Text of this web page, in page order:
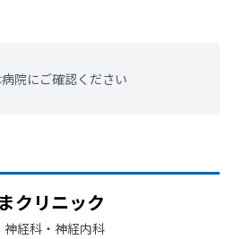
院にご確認ください
クリニック
経科・​神経内科